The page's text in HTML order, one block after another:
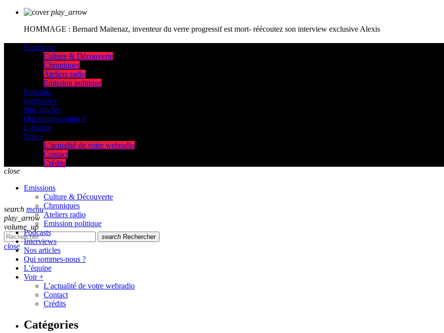
play_arrow
HOMMAGE : Bernard Maitenaz, inventeur du verre progressif est mort- réécoutez son interview exclusive Alexis
Emissions
Culture & Découverte
Chroniques
Ateliers radio
Emission politique
Podcasts
Interviews
Nos articles
Qui sommes-nous ?
L’équipe
Voir +
L’actualité de votre webradio
Contact
Crédits
search menu
play_arrow
volume_up
search Rechercher
close
close
Emissions
Culture & Découverte
Chroniques
Ateliers radio
Emission politique
Podcasts
Interviews
Nos articles
Qui sommes-nous ?
L’équipe
Voir +
L’actualité de votre webradio
Contact
Crédits
Catégories